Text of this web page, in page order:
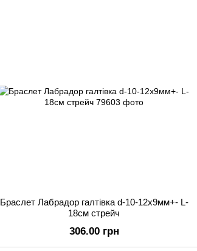
Браслет Лабрадор галтівка d-10-12х9мм+- L-
18см стрейч
306.00 грн